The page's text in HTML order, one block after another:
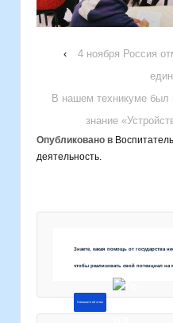
‹
4 ноября Россия
В нашем техникуме был
знание
Опубликовано в
деятельность.
Знаете, какая помощь от государства
чтобы реализовать свой потенциал на
Напишите об этом